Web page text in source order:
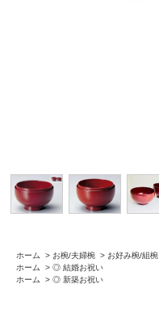
ホーム > お椀/夫婦椀 > お好み椀/組椀
ホーム
> ◎ 結婚お祝い
ホーム
> ◎ 新築お祝い